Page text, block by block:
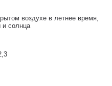
воздухе в летнее время,
и солнца